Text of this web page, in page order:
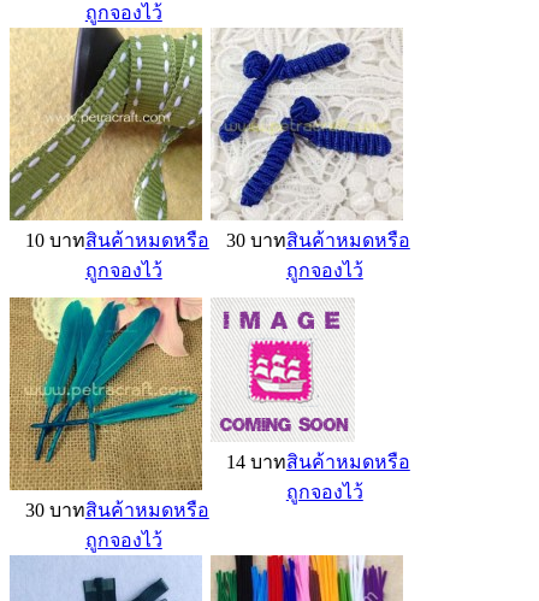
ถูกจองไว้
10 บาทสินค้าหมดหรือ
ถูกจองไว้
30 บาทสินค้าหมดหรือ
ถูกจองไว้
30 บาทสินค้าหมดหรือ
ถูกจองไว้
14 บาทสินค้าหมดหรือ
ถูกจองไว้